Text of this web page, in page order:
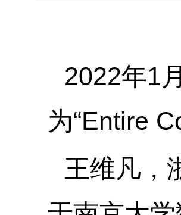
2022年1 月
为“Entire
王维凡，